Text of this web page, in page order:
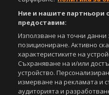
Ние и нашите партньори
предоставим:
Използване на точни данни
позициониране. Активно
характеристиките на
Съхраняване на и/или
устройство.
измерване на рекламата и
аудиторията и